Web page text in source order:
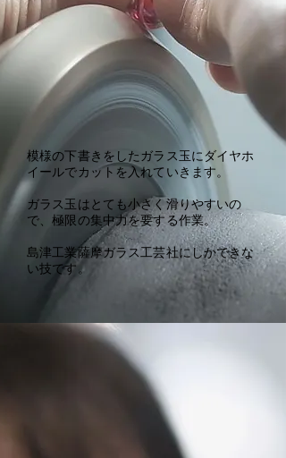
模様の下書きをしたガラス玉にダイヤホ
イールでカットを入れていきます。
ガラス玉はとても小さく滑りやすいの
で、極限の集中力を要する作業。
​島津工業薩摩ガラス工芸社にしかできな
い技です。